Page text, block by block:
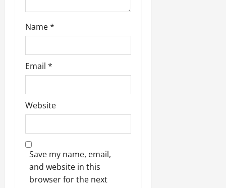
Name*
Email *
Website
Save my name, email,
and website in this
browser for the next